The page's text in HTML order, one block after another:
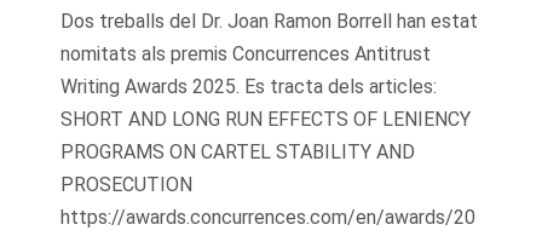
Dos treballs del Dr. Joan Ramon Borrell han estat
nomitats als premis Concurrences Antitrust
Writing Awards 2025. Es tracta dels articles:
SHORT AND LONG RUN EFFECTS OF LENIENCY
PROGRAMS ON CARTEL STABILITY AND
PROSECUTION
https://awards.concurrences.com/en/awards/20